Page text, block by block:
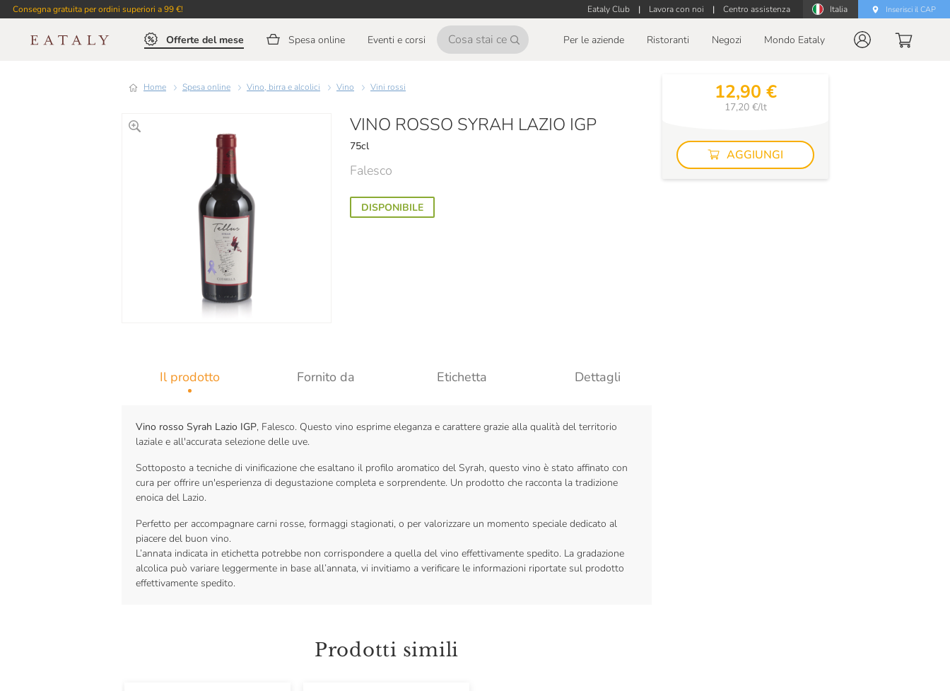
Consegna gratuita per ordini superiori a 99 €! Eataly Club | Lavora con noi | Centro assistenza Italia Inserisci il CAP
Offerte del mese Spesa online Eventi e corsi Per le aziende Ristoranti Negozi Mondo Eataly
Home Spesa online Vino, birra e alcolici Vino Vini rossi
VINO ROSSO SYRAH LAZIO IGP
75cl
Falesco
DISPONIBILE
Il prodotto Fornito da Etichetta Dettagli
Vino rosso Syrah Lazio IGP, Falesco. Questo vino esprime eleganza e carattere grazie alla qualità del territorio
laziale e all'accurata selezione delle uve.
Sottoposto a tecniche di vinificazione che esaltano il profilo aromatico del Syrah, questo vino è stato affinato con
cura per offrire un'esperienza di degustazione completa e sorprendente. Un prodotto che racconta la tradizione
enoica del Lazio.
Perfetto per accompagnare carni rosse, formaggi stagionati, o per valorizzare un momento speciale dedicato al
piacere del buon vino.
L’annata indicata in etichetta potrebbe non corrispondere a quella del vino effettivamente spedito. La gradazione
alcolica può variare leggermente in base all’annata, vi invitiamo a verificare le informazioni riportate sul prodotto
effettivamente spedito.
Prodotti simili
12,90 €
17,20 €/lt
AGGIUNGI